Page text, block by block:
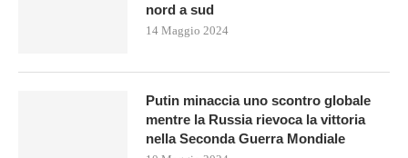
nord a sud
14 Maggio 2024
Putin minaccia uno scontro globale
mentre la Russia rievoca la vittoria
nella Seconda Guerra Mondiale